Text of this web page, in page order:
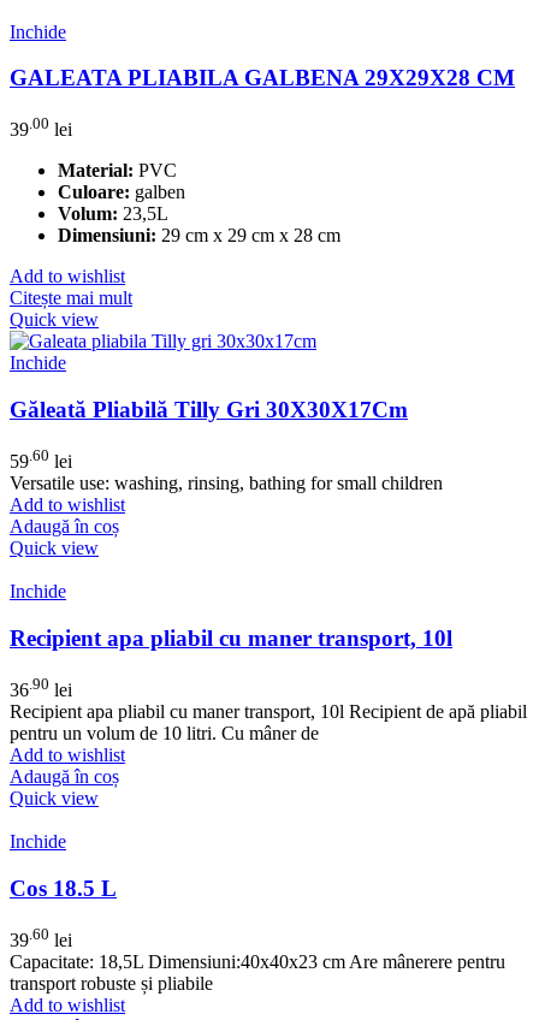
Inchide
GALEATA PLIABILA GALBENA 29X29X28 CM
39.00 lei
Material: PVC
Culoare: galben
Volum: 23,5L
Dimensiuni: 29 cm x 29 cm x 28 cm
Add to wishlist
Citește mai mult
Quick view
Inchide
Găleată Pliabilă Tilly Gri 30X30X17Cm
59 .60 lei
Versatile use: washing, rinsing, bathing for small children
Add to wishlist
Adaugă în coș
Quick view
Inchide
Recipient apa pliabil cu maner transport, 10l
36 .90 lei
Recipient apa pliabil cu maner transport, 10l Recipient de apă pliabil
pentru un volum de 10 litri. Cu mâner de
Add to wishlist
Adaugă în coș
Quick view
Inchide
Cos 18.5 L
39 .60 lei
Capacitate: 18,5L Dimensiuni:40x40x23 cm Are mânerere pentru
transport robuste și pliabile
Add to wishlist